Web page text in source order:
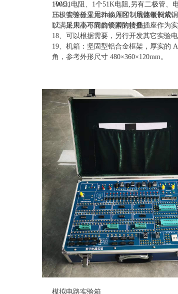
1W/51电阻、1个51K电阻,另有二极管、
三极管等分立元件接入区，用镀银长紫
以满足大小不同的管脚的接插。
100Ω。
16、实验板采用2mm厚印制线路板制成。
17、采用高可靠自锁紧防转叠插座作为实
18、可以根据需要，另行开发其它实验电
19、机箱：坚固型铝合金框架，厚实的
角，参考外形尺寸 480×360×120mm。
模拟电路实验箱